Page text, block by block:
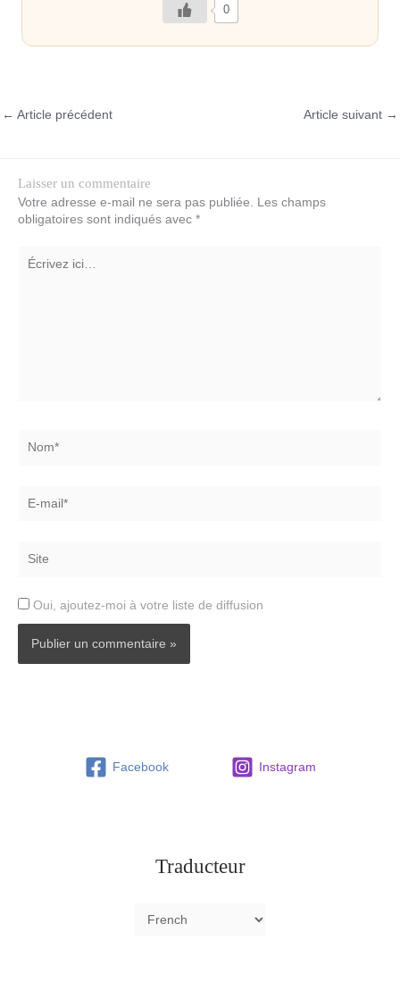
0
← Article précédent Article suivant →
Laisser un commentaire
Votre adresse e-mail ne sera pas publiée.
Les champs
obligatoires sont indiqués avec *
Écrivez
ici…
mail*
Oui, ajoutez-moi à votre liste de diffusion
Facebook Instagram
Traducteur